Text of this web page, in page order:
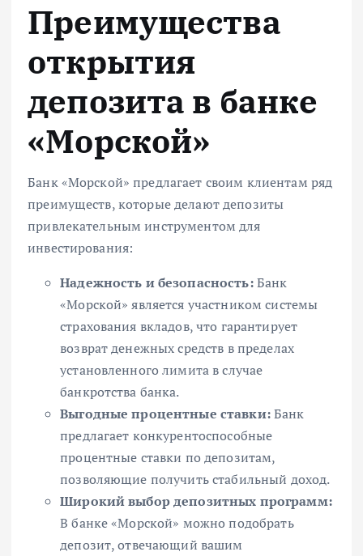
Преимущества
открытия
депозита в банке
«Морской»
Банк «Морской» предлагает своим клиентам ряд
преимуществ, которые делают депозиты
привлекательным инструментом для
инвестирования:
Надежность и безопасность:Банк
«Морской» является участником системы
страхования вкладов, что гарантирует
возврат денежных средств в пределах
установленного лимита в случае
банкротства банка.
Выгодные процентные ставки:Банк
предлагает конкурентоспособные
процентные ставки по депозитам,
позволяющие получить стабильный доход.
Широкий выбор депозитных программ:
В банке «Морской» можно подобрать
депозит, отвечающий вашим